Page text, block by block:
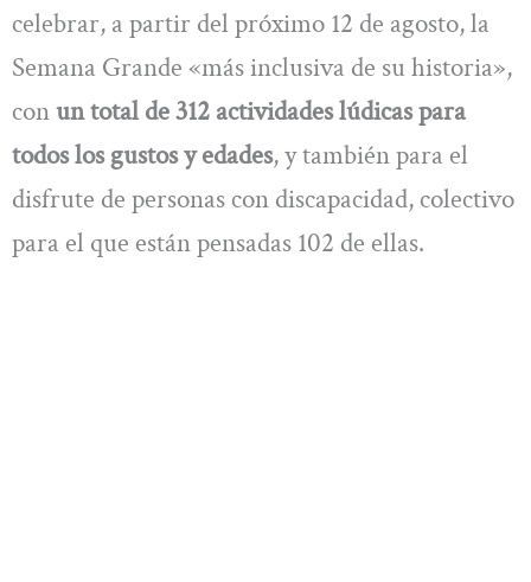
celebrar, a partir del próximo 12 de agosto, la
Semana Grande «más inclusiva de su historia»,
conun total de 312 actividades lúdicas para
todos los gustos y edades, y también para el
disfrute de personas con discapacidad, colectivo
para el que están pensadas 102 de ellas.